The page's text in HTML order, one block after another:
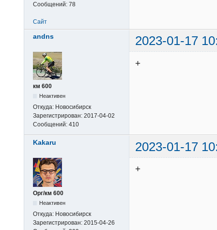
Сообщений: 78
Сайт
andns 2023-01-17
км 600
Неактивен
Откуда: Новосибирск
Зарегистрирован: 2017-04-02
Сообщений: 410
+
Kakaru 2023-01-17
Орг/км 600
Неактивен
Откуда: Новосибирск
Зарегистрирован: 2015-04-26
+